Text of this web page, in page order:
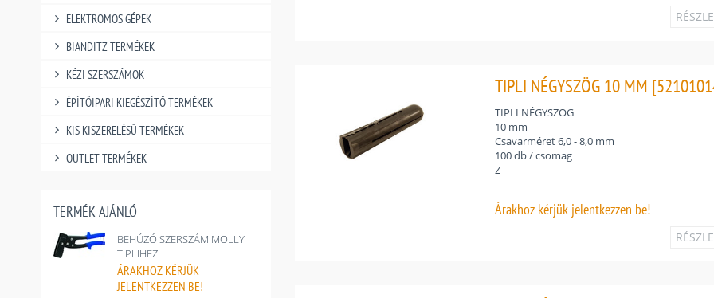
ELEKTROMOS GÉPEK
BIANDITZ TERMÉKEK
KÉZI SZERSZÁMOK
ÉPÍTŐIPARI KIEGÉSZÍTŐ TERMÉKEK
KIS KISZERELÉSŰ TERMÉKEK
OUTLET TERMÉKEK
TERMÉK AJÁNLÓ
BEHÚZÓ SZERSZÁM MOLLY
TIPLIHEZ
ÁRAKHOZ KÉRJÜK
JELENTKEZZEN BE!
TIPLI NÉGYSZÖG 10 MM
TIPLI NÉGYSZÖG
10 mm
Csavarméret 6,0 - 8,0 mm
100 db / csomag
Z
Árakhoz kérjük jelentkezzen be!